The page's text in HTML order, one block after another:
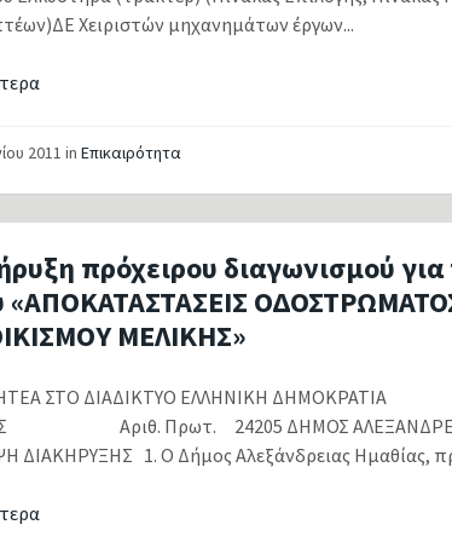
Χειριστών μηχανημάτων έργων...
2011inΕπικαιρότητα
πρόχειρου διαγωνισμού
«ΑΠΟΚΑΤΑΣΤΑΣΕΙΣ
ΜΕΛΙΚΗΣ»
ΣΤΟ ΔΙΑΔΙΚΤΥΟ ΕΛΛΗΝΙΚΗ ΔΗΜΟΚΡΑΤΙΑ
Αριθ. Πρωτ. 24205
ΔΙΑΚΗΡΥΞΗΣ 1. Ο Δήμος Αλεξάνδρειας Ημαθίας,